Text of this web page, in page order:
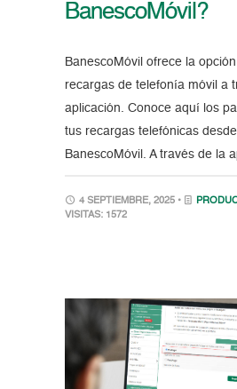
BanescoMóvil?
BanescoMóvil ofrece la
recargas de telefonía móvil a
aplicación. Conoce aquí los
tus recargas telefónicas
BanescoMóvil. A través de la
4 SEPTIEMBRE, 2025 •
VISITAS: 1572